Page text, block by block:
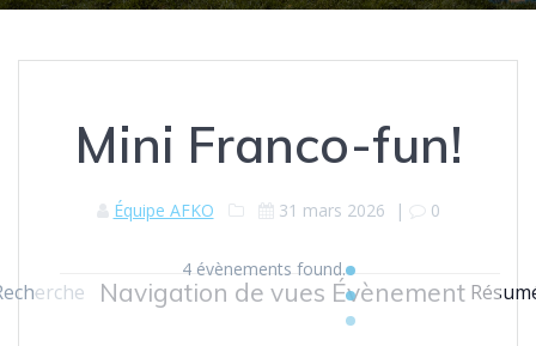
Mini Franco-fun!
Équipe AFKO 31 mars 2026 | 0
4 évènements found.
Évènements
Navigation de vues Évènement